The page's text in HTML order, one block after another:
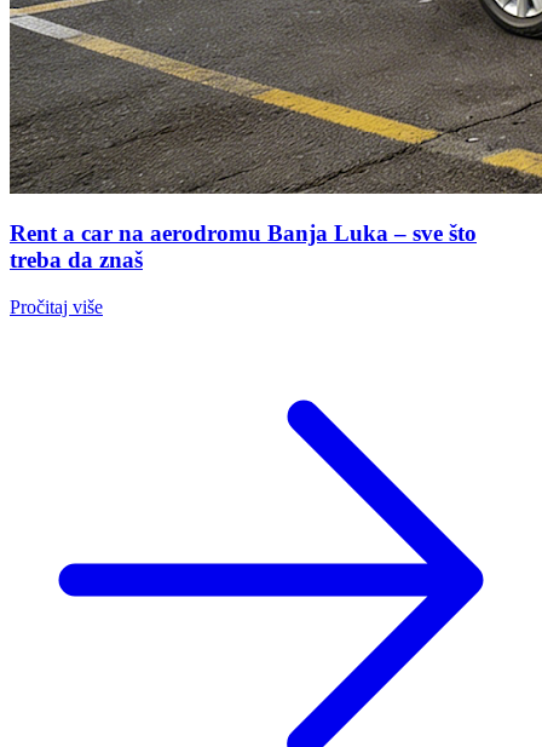
Rent a car na aerodromu Banja Luka – sve što
treba da znaš
Pročitaj više